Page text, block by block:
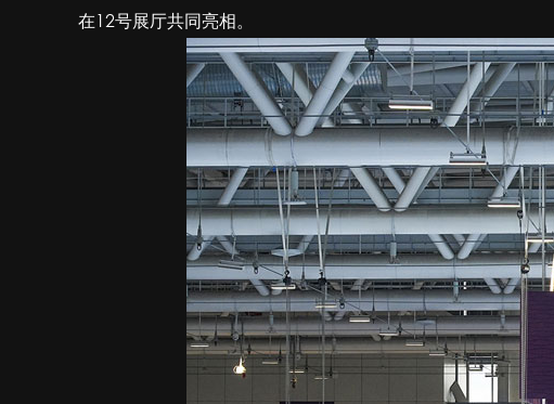
在12号展厅共同亮相。